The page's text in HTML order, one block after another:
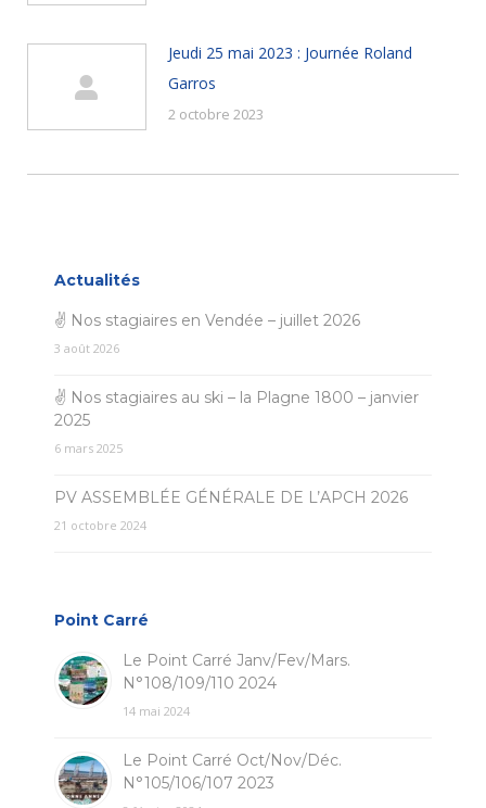
Jeudi 25 mai 2023 : Journée Roland
Garros
2 octobre 2023
Actualités
✌ Nos stagiaires en Vendée – juillet 2026
3 août 2026
✌ Nos stagiaires au ski – la Plagne 1800 – janvier
2025
6 mars 2025
PV ASSEMBLÉE GÉNÉRALE DE L’APCH 2026
21 octobre 2024
Point Carré
Le Point Carré Janv/Fev/Mars.
N°108/109/110 2024
14 mai 2024
Le Point Carré Oct/Nov/Déc.
N°105/106/107 2023